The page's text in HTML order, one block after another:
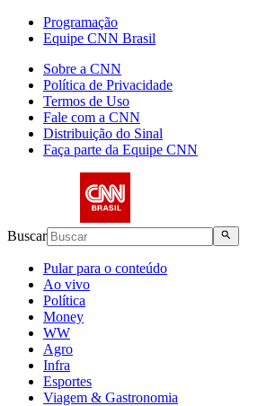
Programação
Equipe CNN Brasil
Sobre a CNN
Política de Privacidade
Termos de Uso
Fale com a CNN
Distribuição do Sinal
Faça parte da Equipe CNN
Buscar
Pular para o conteúdo
Ao vivo
Política
Money
WW
Agro
Infra
Esportes
Viagem & Gastronomia